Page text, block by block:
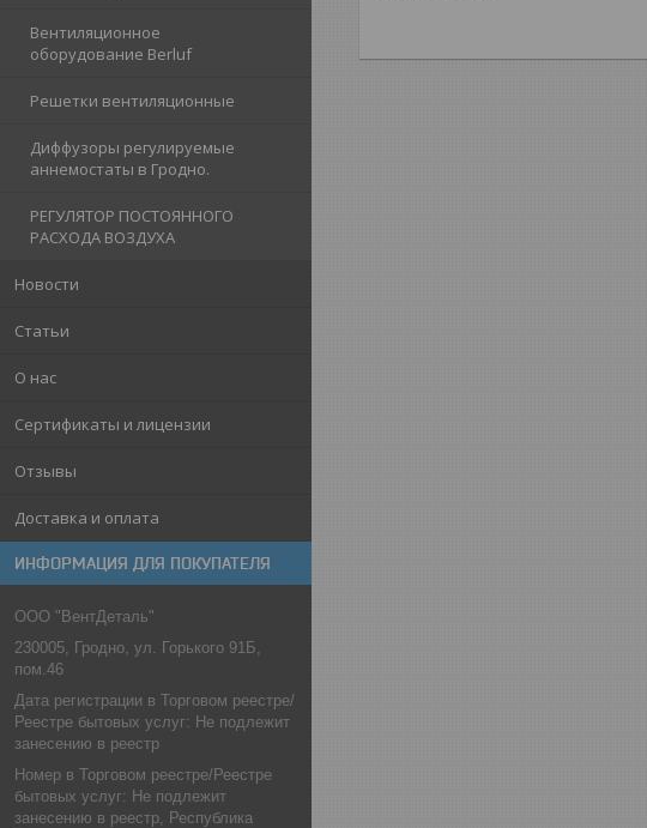
Вентиляционное
оборудование Berluf
Решетки вентиляционные
Диффузоры регулируемые
аннемостаты в Гродно.
РЕГУЛЯТОР ПОСТОЯННОГО
РАСХОДА ВОЗДУХА
Новости
Статьи
О нас
Сертификаты и лицензии
Отзывы
Доставка и оплата
ИНФОРМАЦИЯ ДЛЯ ПОКУПАТЕЛЯ
ООО "ВентДеталь"
230005, Гродно, ул. Горького 91Б,
пом.46
Дата регистрации в Торговом реестре/
Реестре бытовых услуг: Не подлежит
занесению в реестр
Номер в Торговом реестре/Реестре
бытовых услуг: Не подлежит
занесению в реестр, Республика